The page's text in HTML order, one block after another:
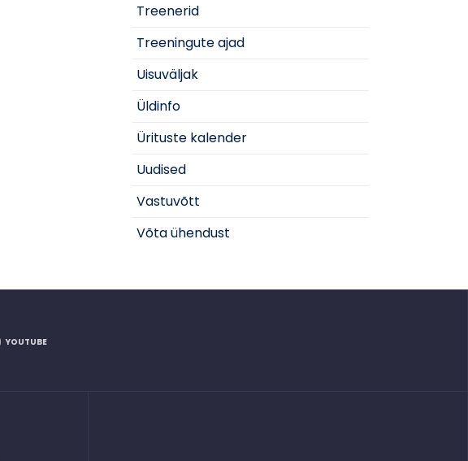
Treenerid
Treeningute ajad
Uisuväljak
Üldinfo
Ürituste kalender
Uudised
Vastuvõtt
Võta ühendust
YOUTUBE